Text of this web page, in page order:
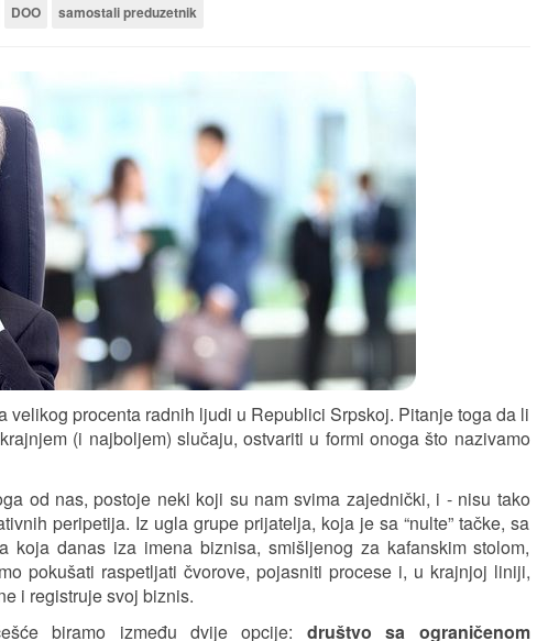
DOO samostali preduzetnik
procenta radnih ljudi u Republici Srpskoj. Pitanje toga da li
(i najboljem) slučaju, ostvariti u formi onoga što nazivamo
od nas, postoje neki koji su nam svima zajednički, i - nisu tako
peripetija. Iz ugla grupe prijatelja, koja je sa “nulte” tačke, sa
danas iza imena biznisa, smišljenog za kafanskim stolom,
pokušati raspetljati čvorove, pojasniti procese i, u krajnjoj liniji,
i registruje svoj biznis.
biramo između dvije opcije: društvo sa ograničenom